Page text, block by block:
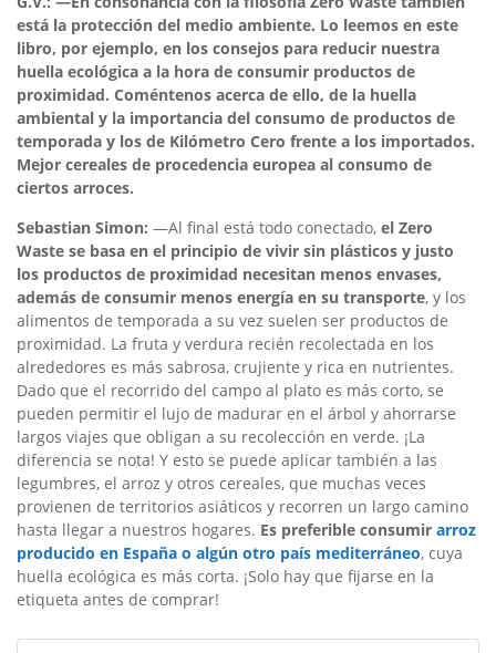
está la protección del medio ambiente. Lo leemos en este
libro, por ejemplo, en los consejos para reducir nuestra
huella ecológica a la hora de consumir productos de
proximidad. Coméntenos acerca de ello, de la huella
ambiental y la importancia del consumo de productos de
temporada y los de Kilómetro Cero frente a los importados.
Mejor cereales de procedencia europea al consumo de
ciertos arroces.
Sebastian Simon: —Al final está todo conectado, el Zero
Waste se basa en el principio de vivir sin plásticos y justo
los productos de proximidad necesitan menos envases,
además de consumir menos energía en su transporte, y los
alimentos de temporada a su vez suelen ser productos de
proximidad. La fruta y verdura recién recolectada en los
alrededores es más sabrosa, crujiente y rica en nutrientes.
Dado que el recorrido del campo al plato es más corto, se
pueden permitir el lujo de madurar en el árbol y ahorrarse
largos viajes que obligan a su recolección en verde. ¡La
diferencia se nota! Y esto se puede aplicar también a las
legumbres, el arroz y otros cereales, que muchas veces
provienen de territorios asiáticos y recorren un largo camino
hasta llegar a nuestros hogares. Es preferible consumir arroz
producido en España o algún otro país mediterráneo, cuya
huella ecológica es más corta. ¡Solo hay que fijarse en la
etiqueta antes de comprar!